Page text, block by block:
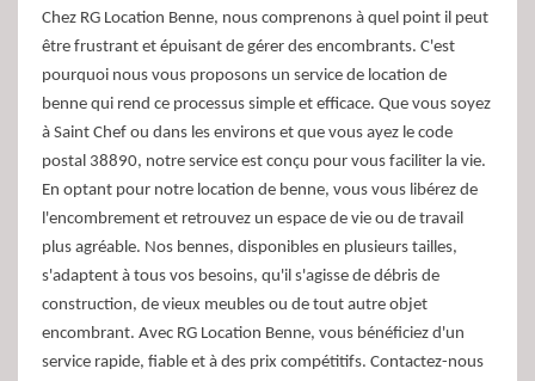
Chez RG Location Benne, nous comprenons à quel point il peut
être frustrant et épuisant de gérer des encombrants. C'est
pourquoi nous vous proposons un service de location de
benne qui rend ce processus simple et efficace. Que vous soyez
à Saint Chef ou dans les environs et que vous ayez le code
postal 38890, notre service est conçu pour vous faciliter la vie.
En optant pour notre location de benne, vous vous libérez de
l'encombrement et retrouvez un espace de vie ou de travail
plus agréable. Nos bennes, disponibles en plusieurs tailles,
s'adaptent à tous vos besoins, qu'il s'agisse de débris de
construction, de vieux meubles ou de tout autre objet
encombrant. Avec RG Location Benne, vous bénéficiez d'un
service rapide, fiable et à des prix compétitifs. Contactez-nous